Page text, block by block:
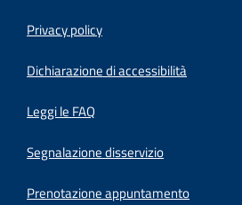
Privacy policy
Dichiarazione di accessibilità
Leggi le FAQ
Segnalazione disservizio
Prenotazione appuntamento